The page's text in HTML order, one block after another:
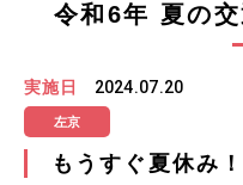
令和6年 夏の
実施日 2024.07.20
左京
もうすぐ夏休み